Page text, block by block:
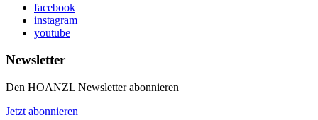
facebook
instagram
youtube
Newsletter
Den HOANZL Newsletter abonnieren
Jetzt abonnieren